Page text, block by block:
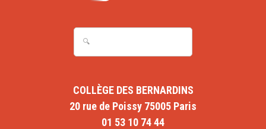
COLLÈGE DES BERNARDINS
20 rue de Poissy 75005 Paris
01 53 10 74 44